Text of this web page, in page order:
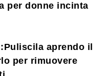
per donne incinta
aprendo il
per rimuovere